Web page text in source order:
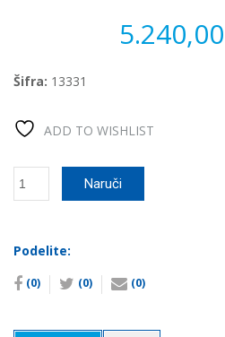
5.240,00
Šifra: 13331
ADD TO WISHLIST
Kokido
количина
Naruči
Podelite:
(0) (0) (0)